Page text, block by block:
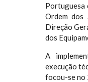
Portuguesa
Ordem dos
Direção
dos
A
execução
focou-se no